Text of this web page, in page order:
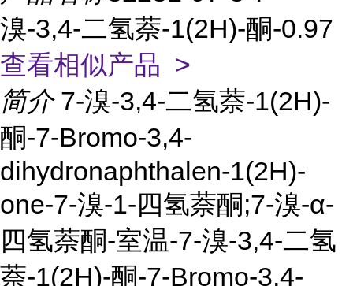
溴-3,4-二氢萘-1(2H)-酮-0.97
查看相似产品 >
简介 7-溴-3,4-二氢萘-1(2H)-
酮-7-Bromo-3,4-
dihydronaphthalen-1(2H)-
one-7-溴-1-四氢萘酮;7-溴-α-
四氢萘酮-室温-7-溴-3,4-二氢
萘-1(2H)-酮-7-Bromo-3,4-